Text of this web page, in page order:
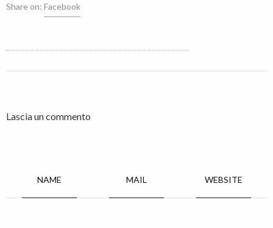
Share on: Facebook
Lascia un commento
NAME MAIL WEBSITE